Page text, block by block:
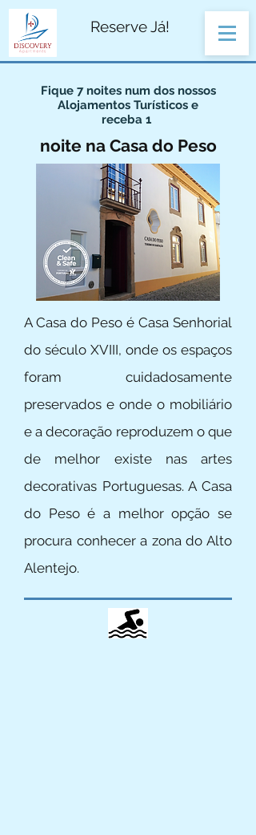
Reserve Já!
Fique 7 noites num dos nossos
Alojamentos Turísticos e
receba 1
noite na Casa do Peso
A Casa do Peso é Casa Senhorial
do século XVIII, onde os espaços
foram cuidadosamente
preservados e onde o mobiliário
e a decoração reproduzem o que
de melhor existe nas artes
decorativas Portuguesas. A Casa
do Peso é a melhor opção se
procura conhecer a zona do Alto
Alentejo.